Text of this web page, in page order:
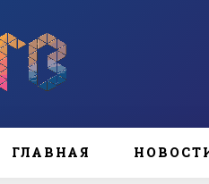
ГЛАВНАЯ